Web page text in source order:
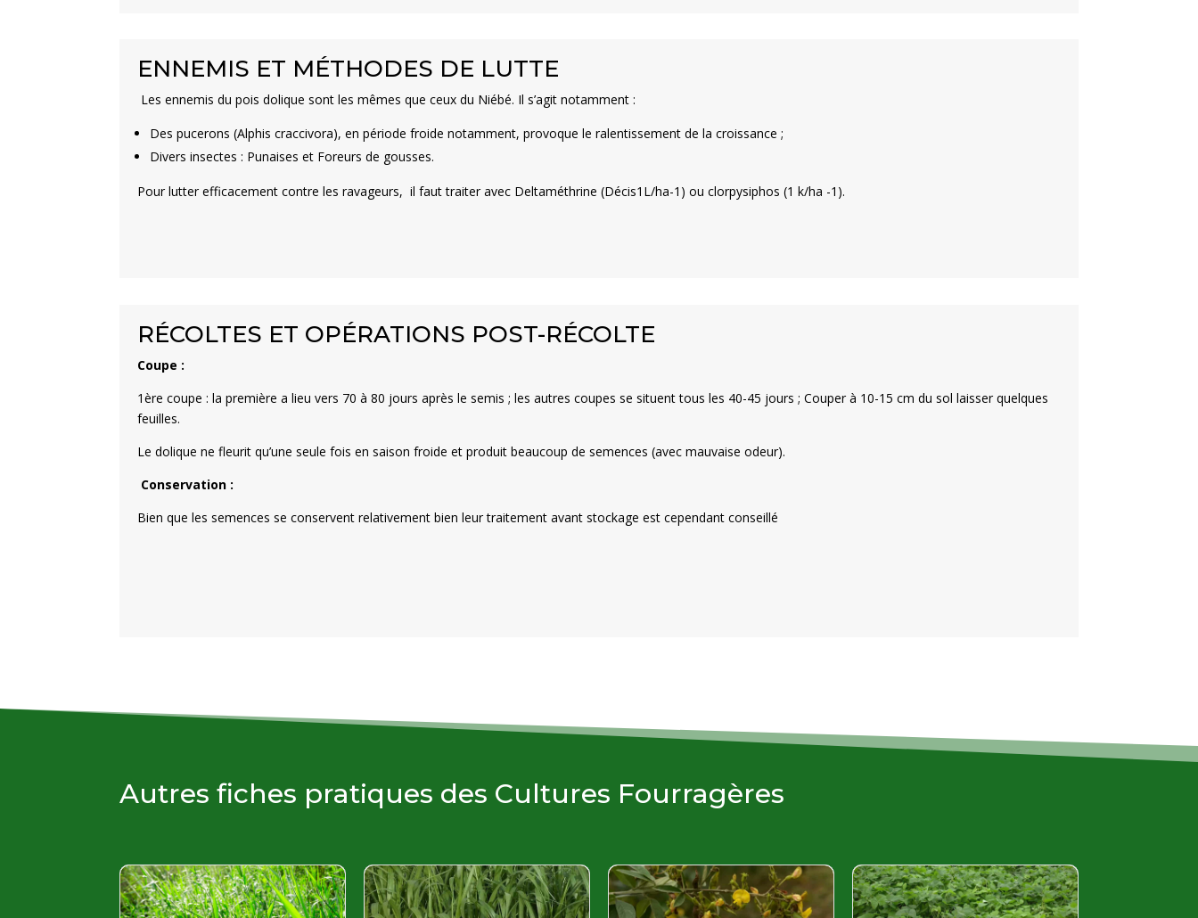
ENNEMIS ET MÉTHODES DE LUTTE
Les ennemis du pois dolique sont les mêmes que ceux du Niébé. Il s’agit notamment :
Des pucerons (Alphis craccivora), en période froide notamment, provoque le ralentissement de la croissance ;
Divers insectes : Punaises et Foreurs de gousses.
Pour lutter efficacement contre les ravageurs, il faut traiter avec Deltaméthrine (Décis1L/ha-1 ) ou clorpysiphos (1 k/ha -1 ).
RÉCOLTES ET OPÉRATIONS POST-RÉCOLTE
Coupe :
1ère coupe : la première a lieu vers 70 à 80 jours après le semis ; les autres coupes se situent tous les 40-45 jours ; Couper à 10-15 cm du sol laisser quelques
feuilles.
Le dolique ne fleurit qu’une seule fois en saison froide et produit beaucoup de semences (avec mauvaise odeur).
Conservation :
Bien que les semences se conservent relativement bien leur traitement avant stockage est cependant conseillé
Autres fiches pratiques des Cultures Fourragères